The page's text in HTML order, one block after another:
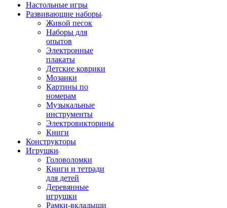
Настольные игры
Развивающие наборы
Живой песок
Наборы для
опытов
Электронные
плакаты
Детские коврики
Мозаики
Картины по
номерам
Музыкальные
инструменты
Электровикторины
Книги
Конструкторы
Игрушки
Головоломки
Книги и тетради
для детей
Деревянные
игрушки
Рамки-вкладыши